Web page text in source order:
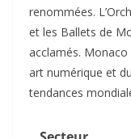
renommées.
et les Ballets de
acclamés.
art numérique et
tendances